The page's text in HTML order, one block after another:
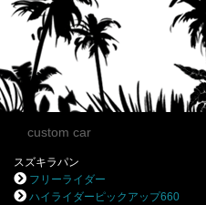
custom car
スズキラパン
フリーライダー
ハイライダーピックアップ660